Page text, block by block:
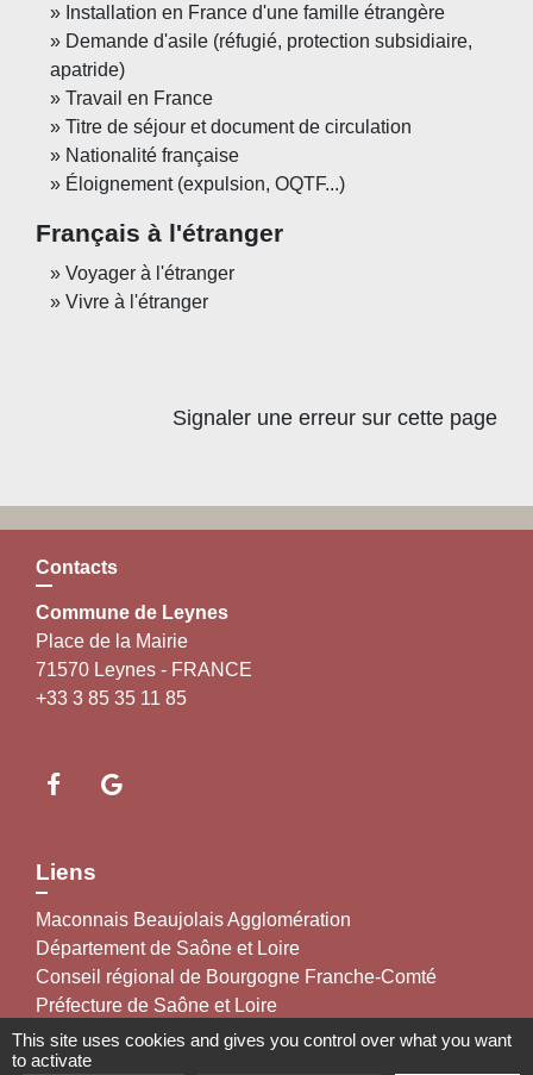
Installation en France d'une famille étrangère
Demande d'asile (réfugié, protection subsidiaire,
apatride)
Travail en France
Titre de séjour et document de circulation
Nationalité française
Éloignement (expulsion, OQTF...)
Français à l'étranger
Voyager à l'étranger
Vivre à l'étranger
Signaler une erreur sur cette page
Contacts
Commune de Leynes
Place de la Mairie
71570 Leynes - FRANCE
+33 3 85 35 11 85
Liens
Maconnais Beaujolais Agglomération
Département de Saône et Loire
Conseil régional de Bourgogne Franche-Comté
Préfecture de Saône et Loire
This site uses cookies and gives you control over what you want
to activate